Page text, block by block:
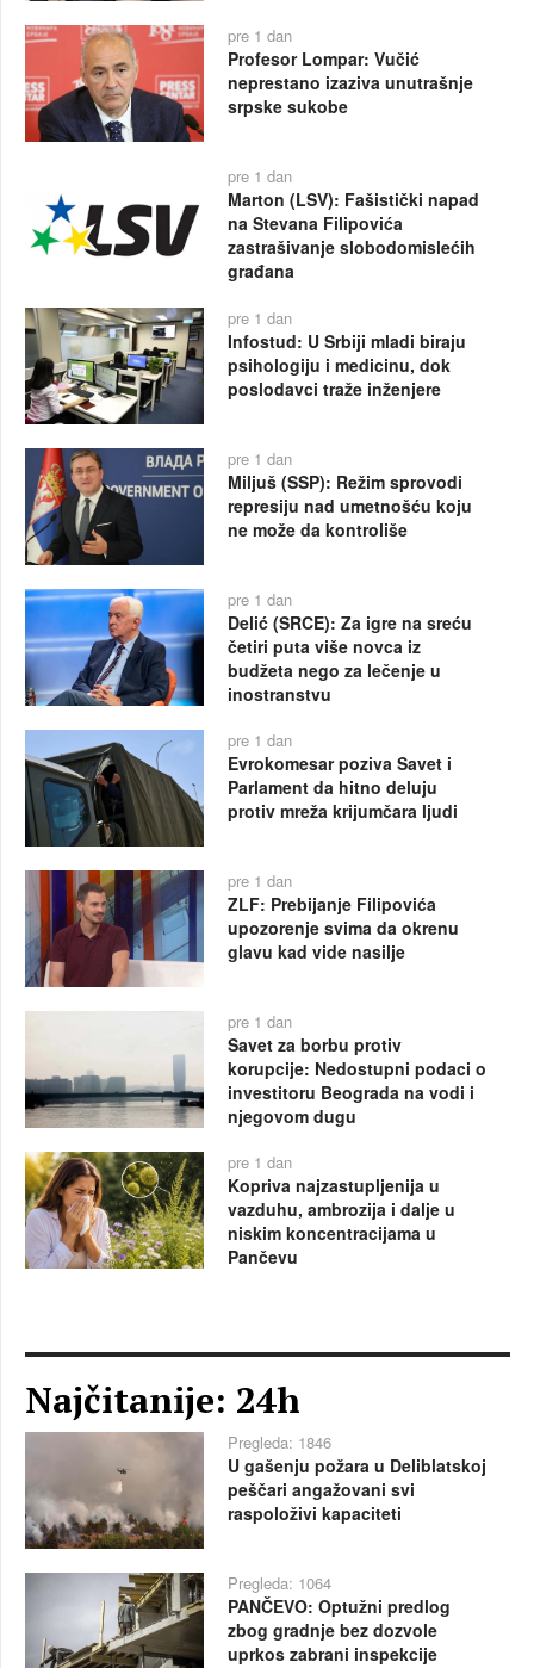
pre 1 dan
Profesor Lompar: Vučić
neprestano izaziva unutrašnje
srpske sukobe
pre 1 dan
Marton (LSV): Fašistički napad
na Stevana Filipovića
zastrašivanje slobodomislećih
građana
pre 1 dan
Infostud: U Srbiji mladi biraju
psihologiju i medicinu, dok
poslodavci traže inženjere
pre 1 dan
Miljuš (SSP): Režim sprovodi
represiju nad umetnošću koju
ne može da kontroliše
pre 1 dan
Delić (SRCE): Za igre na sreću
četiri puta više novca iz
budžeta nego za lečenje u
inostranstvu
pre 1 dan
Evrokomesar poziva Savet i
Parlament da hitno deluju
protiv mreža krijumčara ljudi
pre 1 dan
ZLF: Prebijanje Filipovića
upozorenje svima da okrenu
glavu kad vide nasilje
pre 1 dan
Savet za borbu protiv
korupcije: Nedostupni podaci o
investitoru Beograda na vodi i
njegovom dugu
pre 1 dan
Kopriva najzastupljenija u
vazduhu, ambrozija i dalje u
niskim koncentracijama u
Pančevu
Najčitanije: 24h
Pregleda: 1846
U gašenju požara u Deliblatskoj
peščari angažovani svi
raspoloživi kapaciteti
Pregleda: 1064
PANČEVO: Optužni predlog
zbog gradnje bez dozvole
uprkos zabrani inspekcije